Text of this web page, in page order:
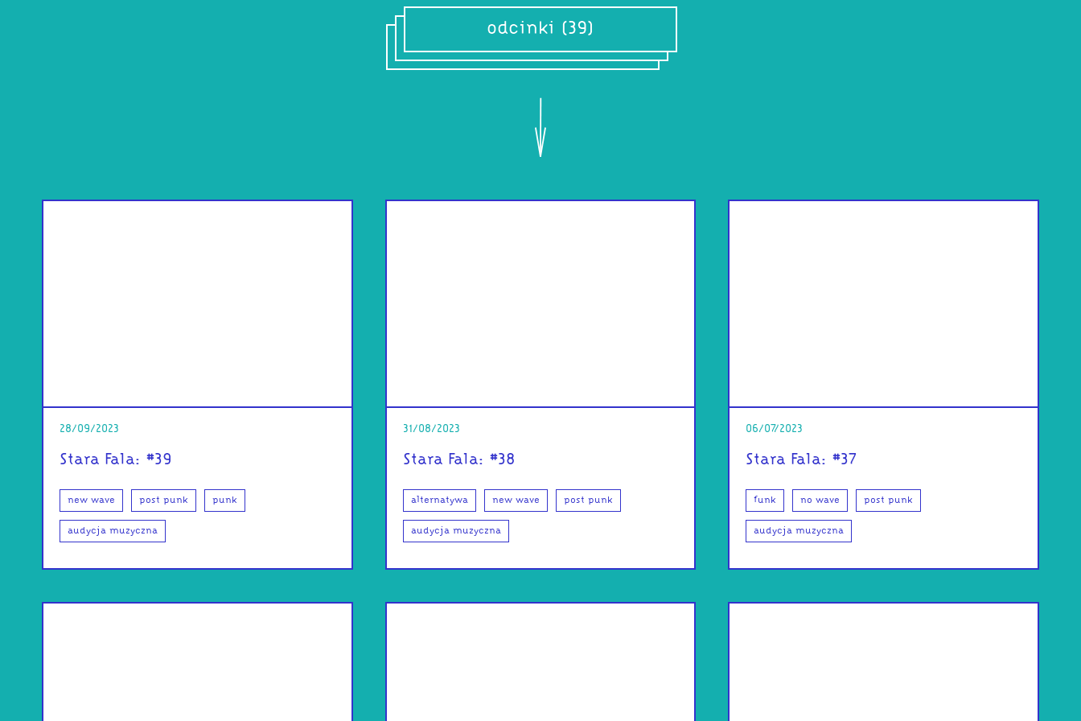
odcinki (39)
28/09/2023
Stara Fala: #39
new wave post punk punk
audycja muzyczna
31/08/2023
Stara Fala: #38
alternatywa new wave post punk
audycja muzyczna
06/07/2023
Stara Fala: #37
funk no wave post punk
audycja muzyczna